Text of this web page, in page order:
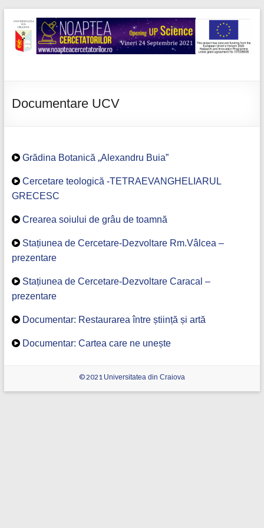
content
Documentare UCV
Grădina Botanică „Alexandru Buia”
Cercetare teologică -TETRAEVANGHELIARUL
GRECESC
Crearea soiului de grâu de toamnă
Stațiunea de Cercetare-Dezvoltare Rm.Vâlcea –
prezentare
Stațiunea de Cercetare-Dezvoltare Caracal –
prezentare
Documentar: Restaurarea între știință și artă
Documentar: Cartea care ne unește
© 2021 Universitatea din Craiova